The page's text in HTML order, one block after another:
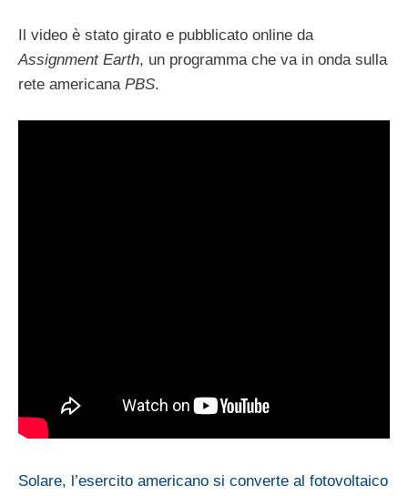
Il video è stato girato e pubblicato online da
Assignment Earth, un programma che va in onda sulla
rete americana PBS.
Solare, l’esercito americano si converte al fotovoltaico